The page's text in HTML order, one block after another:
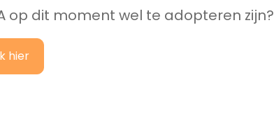
op dit moment wel te adopteren zijn?
hier